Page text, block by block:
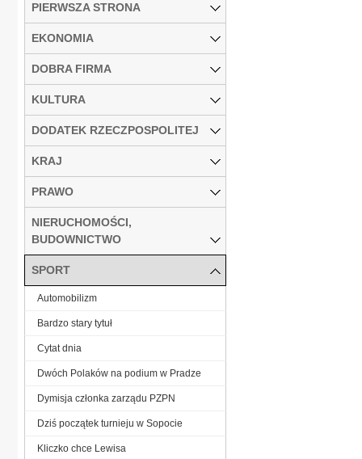
PIERWSZA STRONA
EKONOMIA
DOBRA FIRMA
KULTURA
DODATEK RZECZPOSPOLITEJ
KRAJ
PRAWO
NIERUCHOMOŚCI,
BUDOWNICTWO
SPORT
Automobilizm
Bardzo stary tytuł
Cytat dnia
Dwóch Polaków na podium w Pradze
Dymisja członka zarządu PZPN
Dziś początek turnieju w Sopocie
Kliczko chce Lewisa